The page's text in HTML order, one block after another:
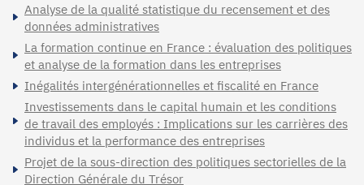
Analyse de la qualité statistique du recensement et des
données administratives
La formation continue en France : évaluation des politiques
et analyse de la formation dans les entreprises
Inégalités intergénérationnelles et fiscalité en France
Investissements dans le capital humain et les conditions
de travail des employés : Implications sur les carrières des
individus et la performance des entreprises
Projet de la sous-direction des politiques sectorielles de la
Direction Générale du Trésor